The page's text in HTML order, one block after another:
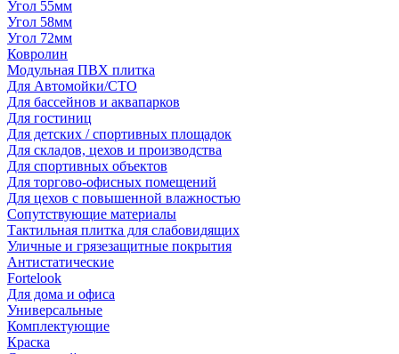
Угол 55мм
Угол 58мм
Угол 72мм
Ковролин
Модульная ПВХ плитка
Для Автомойки/СТО
Для бассейнов и аквапарков
Для гостиниц
Для детских / спортивных площадок
Для складов, цехов и производства
Для спортивных объектов
Для торгово-офисных помещений
Для цехов с повышенной влажностью
Сопутствующие материалы
Тактильная плитка для слабовидящих
Уличные и грязезащитные покрытия
Антистатические
Fortelook
Для дома и офиса
Универсальные
Комплектующие
Краска